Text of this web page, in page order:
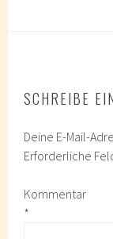
SCHREIBE
Deine E-Mail-
Erforderliche
Kommentar
*